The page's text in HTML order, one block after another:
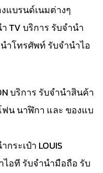
แบรนด์เนมต่างๆ
TV บริการ รับจำนำ
ำโทรศัพท์ รับจำนำไอ
บริการ รับจำนำสินค้า
น นาฬิกา และ ของแบ
ระเป๋า LOUIS
ไอที รับจำนำมือถือ รับ